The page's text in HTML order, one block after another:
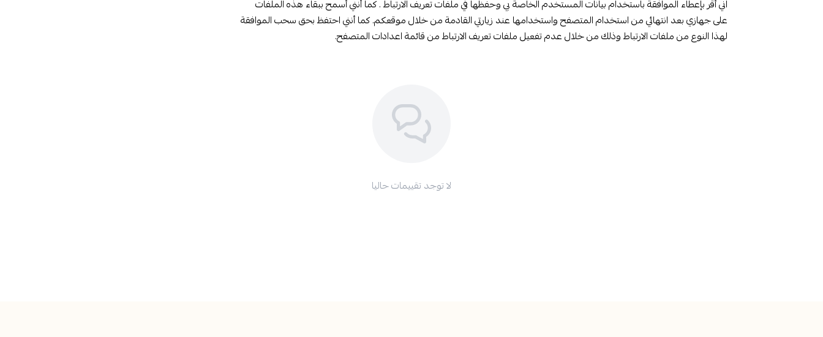
اني أقر بإعطاء الموافقة باستخدام بيانات المستخدم الخاصة بي وحفظها في ملفات تعريف الارتباط . كما أنني أسمح ببقاء هذه الملفات
على جهازي بعد انتهائي من استخدام المتصفح واستخدامها عند زيارتي القادمة من خلال موقعكم. كما أنني احتفظ بحق سحب الموافقة
لهذا النوع من ملفات الارتباط وذلك من خلال عدم تفعيل ملفات تعريف الارتباط من قائمة اعدادات المتصفح.
لا توجد تقييمات حاليا